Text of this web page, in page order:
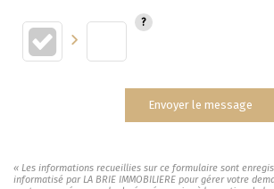
Envoyer le message
« Les informations recueillies sur ce formulaire sont
informatisé par LA BRIE IMMOBILIERE pour gérer votre